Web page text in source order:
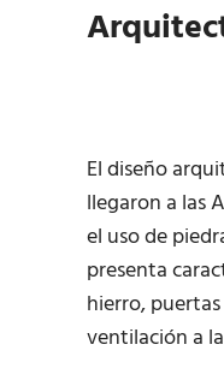
El diseño
llegaron a las
el uso de
presenta
hierro,
ventilación a